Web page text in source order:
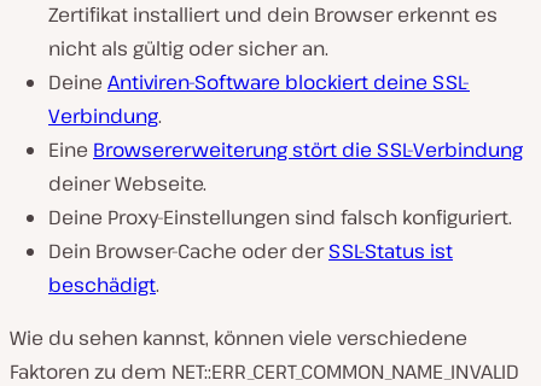
Zertifikat installiert und dein Browser erkennt es
nicht als gültig oder sicher an.
Deine Antiviren-Software blockiert deine SSL-
Verbindung.
Eine Browsererweiterung stört die SSL-Verbindung
deiner Webseite.
Deine Proxy-Einstellungen sind falsch konfiguriert.
Dein Browser-Cache oder derSSL-Status ist
beschädigt.
Wie du sehen kannst, können viele verschiedene
Faktoren zu dem NET::ERR_CERT_COMMON_NAME_INVALID